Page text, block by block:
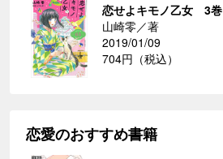
恋せよキモノ乙女 3巻
山崎零／著
2019/01/09
704円（税込）
恋愛のおすすめ書籍